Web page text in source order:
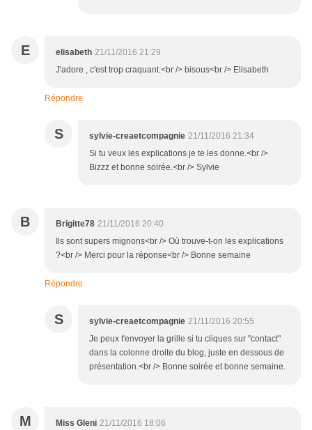
E elisabeth 21/11/2016 21:29
J'adore , c'est trop craquant.<br /> bisous<br /> Elisabeth
Répondre
S sylvie-creaetcompagnie 21/11/2016 21:34
Si tu veux les explications je te les donne.<br />
Bizzz et bonne soirée.<br /> Sylvie
B Brigitte78 21/11/2016 20:40
Ils sont supers mignons<br /> Où trouve-t-on les explications
?<br /> Merci pour la réponse<br /> Bonne semaine
Répondre
S sylvie-creaetcompagnie 21/11/2016 20:55
Je peux t'envoyer la grille si tu cliques sur "contact"
dans la colonne droite du blog, juste en dessous de
présentation.<br /> Bonne soirée et bonne semaine.
M Miss Gleni 21/11/2016 18:06